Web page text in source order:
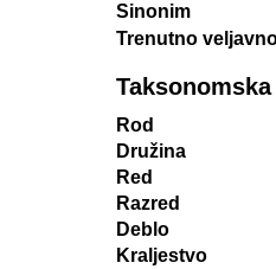
Sinonim
Trenutno
Rod
Družina
Red
Razred
Deblo
Kraljestvo